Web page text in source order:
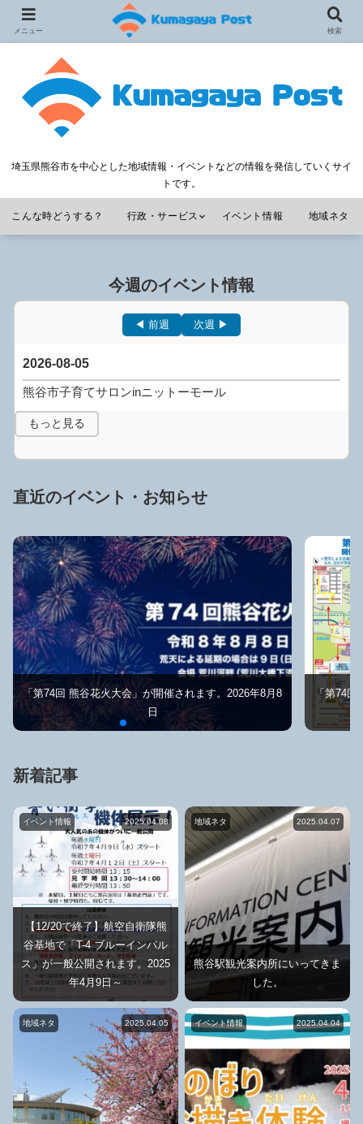
埼玉県熊谷市を中心とした地域情報・イベントなどの情報を発信していくサイ
トです。
こんな時どうする？ 行政・サービス イベント情報 地域ネタ
今週のイベント情報
2026-08-05
熊谷市子育てサロンinニットーモール
もっと見る
◀ 前週 次週 ▶
直近のイベント・お知らせ
「第74回 熊谷花火大会」が開催されます。2026年8月8
日
「第74回
新着記事
イベント情報 2025.04.08
【12/20で終了】航空自衛隊熊
谷基地で「T-4 ブルーインパル
ス」が一般公開されます。2025
年4月9日～
地域ネタ 2025.04.07
熊谷駅観光案内所にいってきま
した。
地域ネタ 2025.04.05 イベント情報 2025.04.04
メニュー 検索